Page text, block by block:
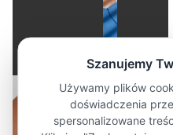
ŚREDNIE PODTRZYMANIE